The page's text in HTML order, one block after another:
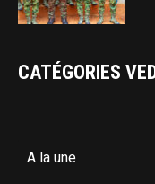
CATÉGORIES
A la une